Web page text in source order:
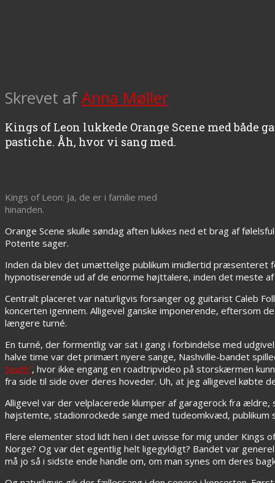
Skrevet afAnna Møller
Kings of Leon lukkede Orange Scene med
pastiche. Åh, hvor vi sang med.
Kings of Leon: Ja, de er i familie med
hinanden.
Orange Scene skulle søndag aften lukkes ned et brag af
Potente sager.
Inden da blev det umættelige publikum imidlertid præsenteret
hypnotiserende ud af de enorme højttalere, inden det meste af
Centralt placeret var naturligvis forsanger og guitarist Caleb
koncerten igennem. Alligevel ganske imponerende, eftersom
længere turné.
En turné, der formentlig var sat i gang i forbindelse med
halve time var det primært nyere sange, Nashville-bandet
South”, hvor ikke engang en roadtripvideo på storskærmen
fra side til side over deres hoveder. Uh, at jeg alligevel købte
Alligevel var der velplacerede klumper af garagerock fra
højstemte, stadionrockede sange med tudeomkvæd,
Flere elementer stod lidt hen i det uvisse for mig under Kings
Norge? Og var det egentlig helt ligegyldigt? Bandet var
må jo så i sidste ende handle om, om man synes om deres